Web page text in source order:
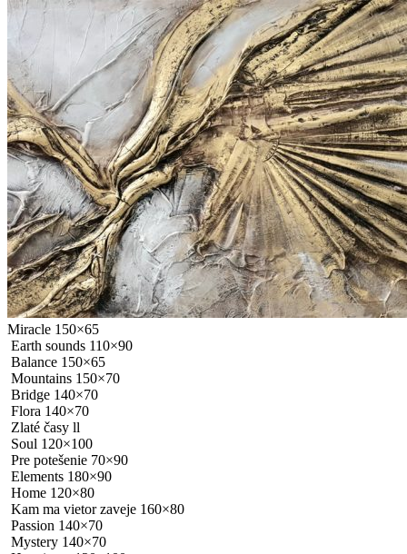
Miracle 150×65
Earth sounds 110×90
Balance 150×65
Mountains 150×70
Bridge 140×70
Flora 140×70
Zlaté časy ll
Soul 120×100
Pre potešenie 70×90
Elements 180×90
Home 120×80
Kam ma vietor zaveje 160×80
Passion 140×70
Mystery 140×70